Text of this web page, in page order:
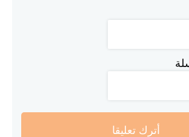
أترك تعليقا